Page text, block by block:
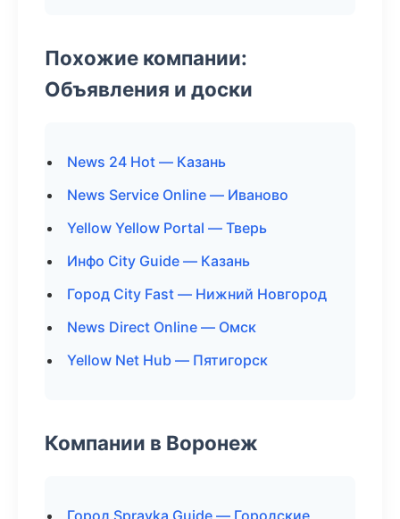
Похожие компании:
Объявления и доски
News 24 Hot — Казань
News Service Online — Иваново
Yellow Yellow Portal — Тверь
Инфо City Guide — Казань
Город City Fast — Нижний Новгород
News Direct Online — Омск
Yellow Net Hub — Пятигорск
Компании в Воронеж
Город Spravka Guide — Городские